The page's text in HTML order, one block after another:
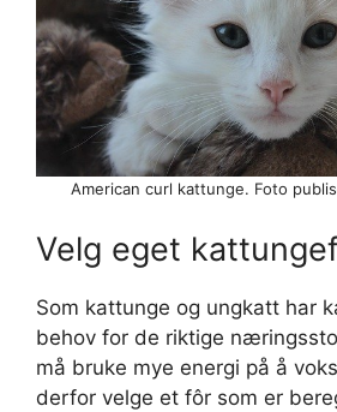
American curl kattunge. Foto
Velg eget
Som kattunge og ungkatt har
behov for de riktige
må bruke mye energi på å
derfor velge et fôr som er